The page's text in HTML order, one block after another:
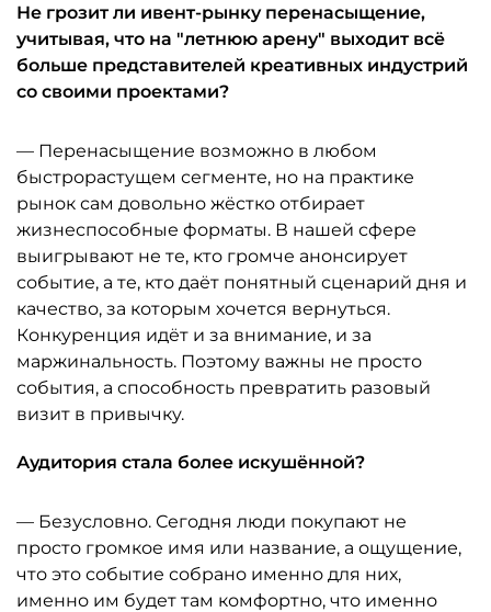
Не грозит ли ивент-рынку перенасыщение,
учитывая, что на "летнюю арену" выходит всё
больше представителей креативных индустрий
со своими проектами?
— Перенасыщение возможно в любом
быстрорастущем сегменте, но на практике
рынок сам довольно жёстко отбирает
жизнеспособные форматы. В нашей сфере
выигрывают не те, кто громче анонсирует
событие, а те, кто даёт понятный сценарий дня и
качество, за которым хочется вернуться.
Конкуренция идёт и за внимание, и за
маржинальность. Поэтому важны не просто
события, а способность превратить разовый
визит в привычку.
Аудитория стала более искушённой?
— Безусловно. Сегодня люди покупают не
просто громкое имя или название, а ощущение,
что это событие собрано именно для них,
именно им будет там комфортно, что именно